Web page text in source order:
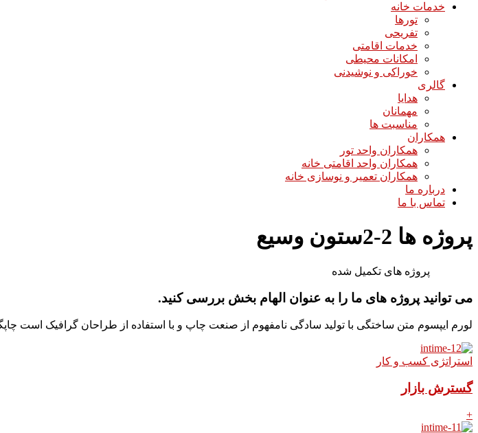
خدمات خانه
تورها
تفریحی
خدمات اقامتی
امکانات محیطی
خوراکی و نوشیدنی
گالری
هدایا
مهمانان
مناسبت ها
همکاران
همکاران واحد تور
همکاران واحد اقامتی خانه
همکاران تعمیر و نوسازی خانه
درباره ما
تماس با ما
پروژه ها 2-2ستون وسیع
پروژه های تکمیل شده
می توانید پروژه های ما را به عنوان الهام بخش بررسی کنید.
لورم ایپسوم متن ساختگی با تولید سادگی نامفهوم از صنعت چاپ و با استفاده از طراحان گرافیک است
استراتژی کسب و کار
گسترش بازار
+